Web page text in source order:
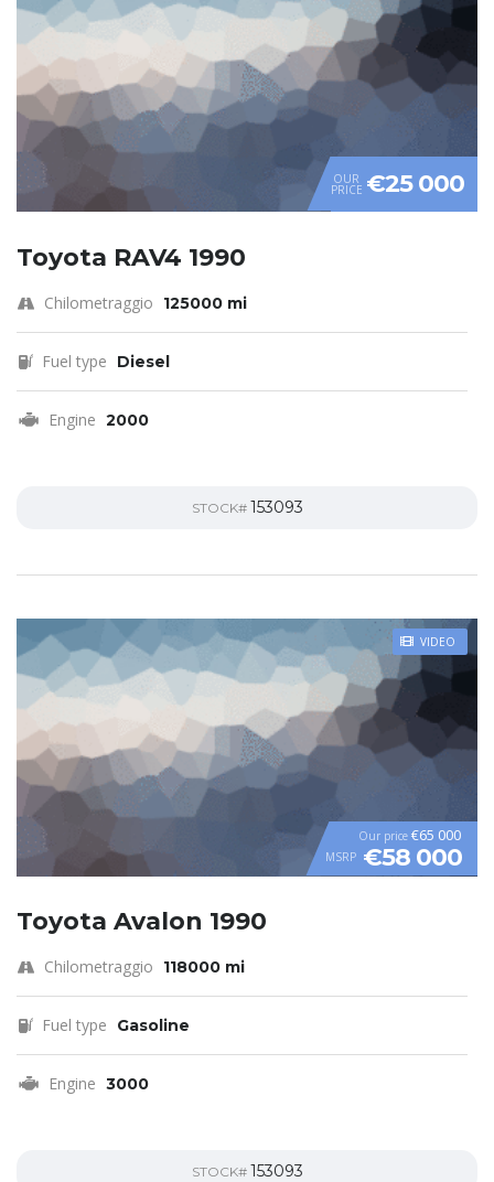
OUR
PRICE €25 000
Toyota RAV4 1990
Chilometraggio 125000 mi
Fuel type Diesel
Engine 2000
STOCK# 153093
VIDEO
Our price €65 000
MSRP €58 000
Toyota Avalon 1990
Chilometraggio 118000 mi
Fuel type Gasoline
Engine 3000
STOCK# 153093